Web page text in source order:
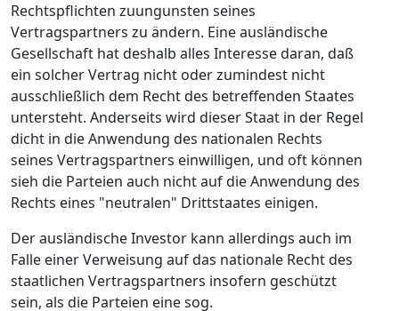
Rechtspflichten zuungunsten seines
Vertragspartners zu ändern. Eine ausländische
Gesellschaft hat deshalb alles Interesse daran, daß
ein solcher Vertrag nicht oder zumindest nicht
ausschließlich dem Recht des betreffenden Staates
untersteht. Anderseits wird dieser Staat in der Regel
dicht in die Anwendung des nationalen Rechts
seines Vertragspartners einwilligen, und oft können
sieh die Parteien auch nicht auf die Anwendung des
Rechts eines "neutralen" Drittstaates einigen.
Der ausländische Investor kann allerdings auch im
Falle einer Verweisung auf das nationale Recht des
staatlichen Vertragspartners insofern geschützt
sein, als die Parteien eine sog.